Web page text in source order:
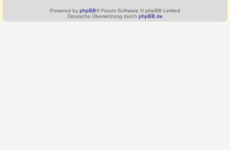
Powered by phpBB® Forum Software © phpBB Limited
Deutsche Übersetzung durch phpBB.de